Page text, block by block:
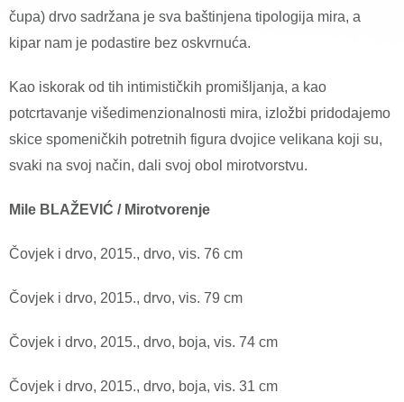
čupa) drvo sadržana je sva baštinjena tipologija mira, a
kipar nam je podastire bez oskvrnuća.
Kao iskorak od tih intimističkih promišljanja, a kao
potcrtavanje višedimenzionalnosti mira, izložbi pridodajemo
skice spomeničkih potretnih figura dvojice velikana koji su,
svaki na svoj način, dali svoj obol mirotvorstvu.
Mile BLAŽEVIĆ / Mirotvorenje
Čovjek i drvo, 2015., drvo, vis. 76 cm
Čovjek i drvo, 2015., drvo, vis. 79 cm
Čovjek i drvo, 2015., drvo, boja, vis. 74 cm
Čovjek i drvo, 2015., drvo, boja, vis. 31 cm